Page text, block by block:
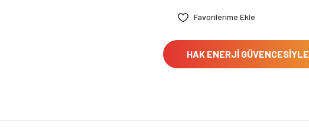
HAK ENERJİ GÜVENCESİYLE